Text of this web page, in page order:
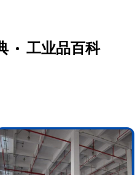
工业品百科